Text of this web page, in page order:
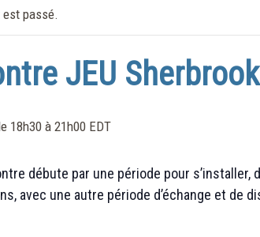
est passé.
JEU
18h30 à 21h00 EDT
débute par une période pour
avec une autre période d’échange et de